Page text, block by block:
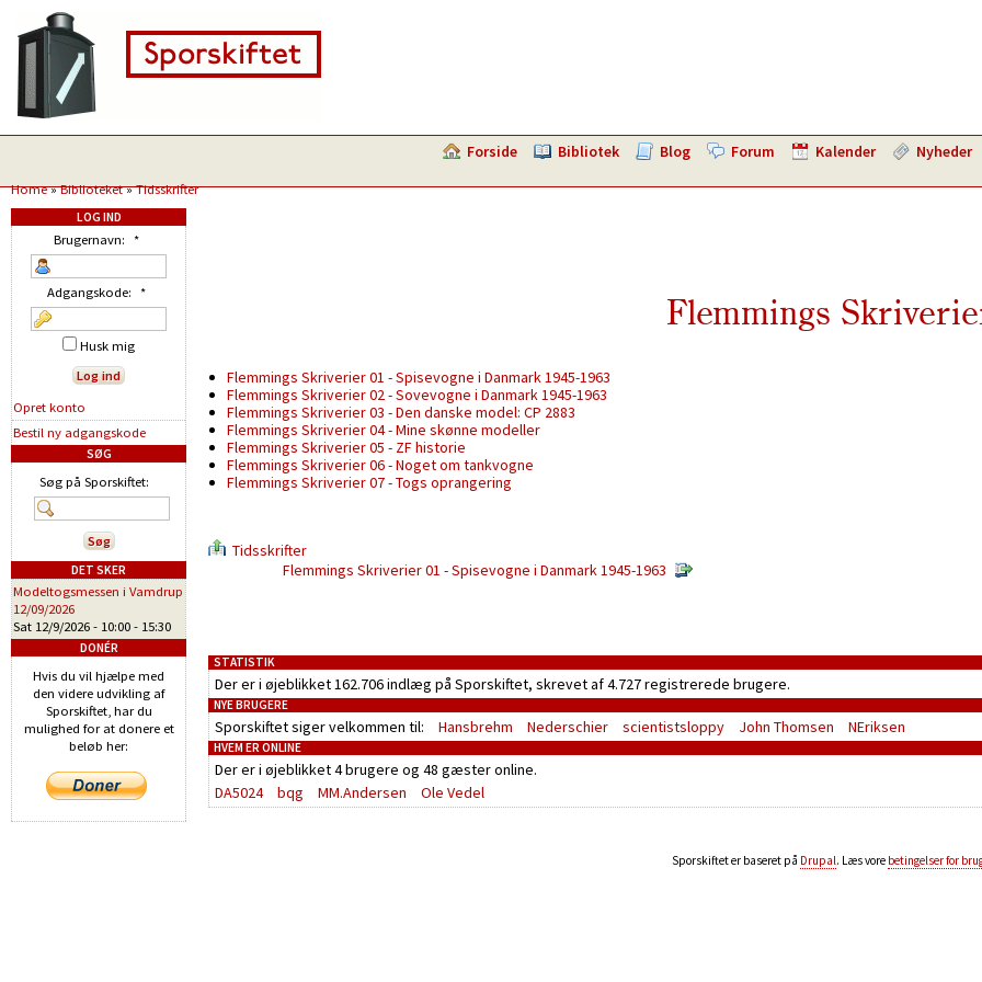
Forside Bibliotek Blog Forum Kalender Nyheder
Home»Biblioteket»Tidsskrifter
Flemmings
Flemmings Skriverier 01 - Spisevogne i Danmark 1945-1963
Flemmings Skriverier 02 - Sovevogne i Danmark 1945-1963
Flemmings Skriverier 03 - Den danske model: CP 2883
Flemmings Skriverier 04 - Mine skønne modeller
Flemmings Skriverier 05 - ZF historie
Flemmings Skriverier 06 - Noget om tankvogne
Flemmings Skriverier 07 - Togs oprangering
Tidsskrifter
Flemmings Skriverier 01 - Spisevogne i Danmark 1945-1963
STATISTIK
Der er i øjeblikket 162.706 indlæg på Sporskiftet, skrevet af 4.727 registrerede brugere.
NYE BRUGERE
Sporskiftet siger velkommen til: Hansbrehm Nederschier scientistsloppy John Thomsen NEriksen
HVEM ER ONLINE
Der er i øjeblikket4 brugere og 48 gæsteronline.
DA5024
bqg MM.Andersen Ole Vedel
Sporskiftet er baseret på Drupal. Læs vore betingelser for
LOG IND
Brugernavn: *
Adgangskode: *
Husk mig
Opret konto
Bestil ny adgangskode
SØG
Søg på Sporskiftet:
DET SKER
Modeltogsmessen i Vamdrup
12/09/2026
Sat 12/9/2026 - 10:00 - 15:30
DONÉR
Hvis du vil hjælpe med
den videre udvikling af
Sporskiftet, har du
mulighed for at donere et
beløb her: